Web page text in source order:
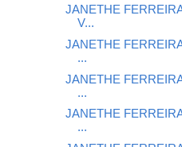
JANETHE
V...
JANETHE
...
JANETHE
...
JANETHE
...